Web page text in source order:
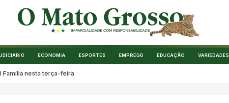
ECONOMIA ESPORTES EMPREGO EDUCAÇÃO VARIEDADES
Família nesta terça-feira